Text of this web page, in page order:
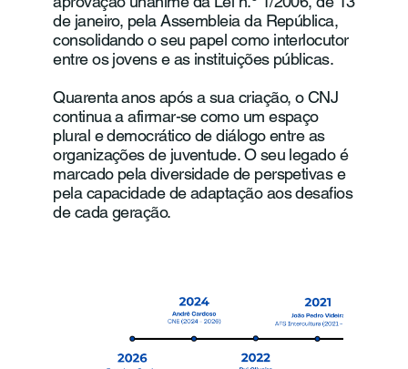
de janeiro, pela Assembleia da República,
consolidando o seu papel como interlocutor
entre os jovens e as instituições públicas.
Quarenta anos após a sua criação, o CNJ
continua a afirmar-se como um espaço
plural e democrático de diálogo entre as
organizações de juventude. O seu legado é
marcado pela diversidade de perspetivas e
pela capacidade de adaptação aos desafios
de cada geração.